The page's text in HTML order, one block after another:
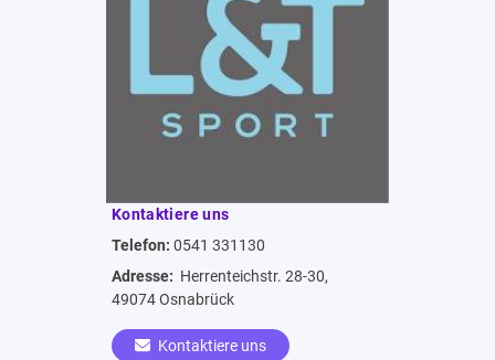
Kontaktiere uns
Telefon: 0541 331130
Adresse: Herrenteichstr. 28-30,
49074 Osnabrück
Kontaktiere uns